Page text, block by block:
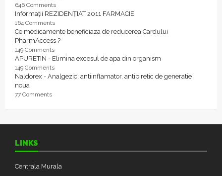
646 Comments
Informații REZIDENȚIAT 2011 FARMACIE
164 Comments
Ce medicamente beneficiaza de reducerea Cardului
PharmAccess ?
149 Comments
APURETIN - Elimina excesul de apa din organism
149 Comments
Naldorex - Analgezic, antiinflamator, antipiretic de generatie
noua
77 Comments
LINKS
Centrala Murala